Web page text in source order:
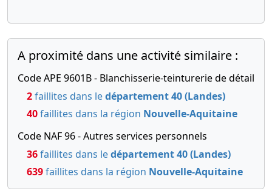
A proximité dans une activité similaire :
Code APE 9601B - Blanchisserie-teinturerie de détail
2faillites dans ledépartement 40 (Landes)
40faillites dans la région Nouvelle-Aquitaine
Code NAF 96 - Autres services personnels
36faillites dans ledépartement 40 (Landes)
639faillites dans la région Nouvelle-Aquitaine